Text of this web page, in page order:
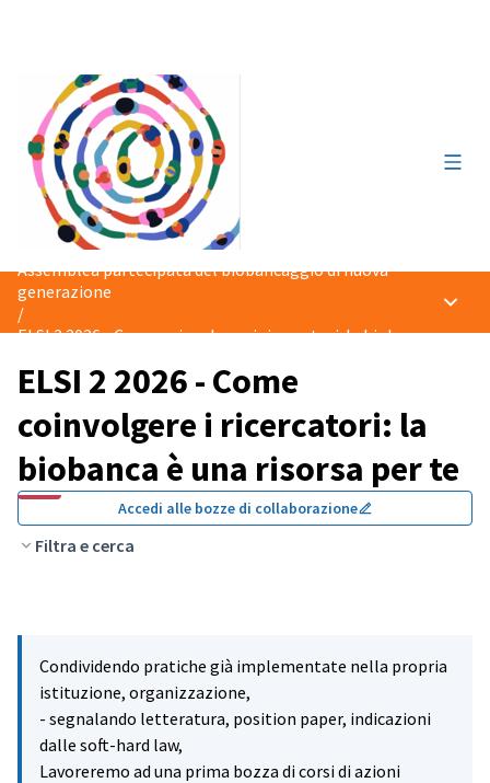
Assemblea partecipata del biobancaggio di nuova
generazione
/
ELSI 2 2026 - Come coinvolgere i ricercatori: la biobanca è una
ELSI 2 2026 - Come
coinvolgere i ricercatori: la
biobanca è una risorsa per te
Accedi alle bozze di collaborazione
Filtra e cerca
Condividendo pratiche già implementate nella propria
istituzione, organizzazione,
- segnalando letteratura, position paper, indicazioni
dalle soft-hard law,
Lavoreremo ad una prima bozza di corsi di azioni